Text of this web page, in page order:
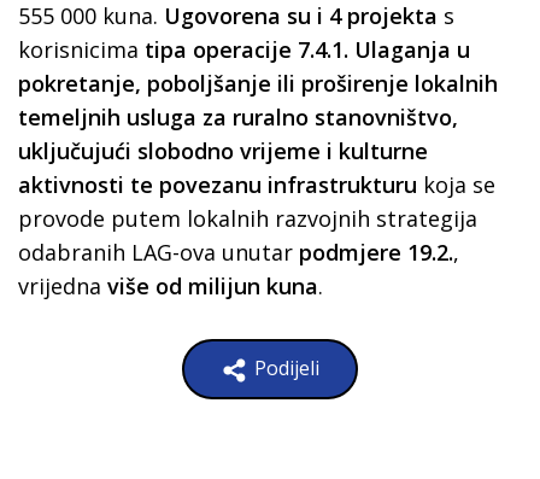
555 000 kuna. Ugovorena su i 4 projekta s
korisnicima tipa operacije 7.4.1. Ulaganja u
pokretanje, poboljšanje ili proširenje lokalnih
temeljnih usluga za ruralno stanovništvo,
uključujući slobodno vrijeme i kulturne
aktivnosti te povezanu infrastrukturu koja se
provode putem lokalnih razvojnih strategija
odabranih LAG-ova unutar podmjere 19.2.,
vrijedna više od milijun kuna.
Podijeli